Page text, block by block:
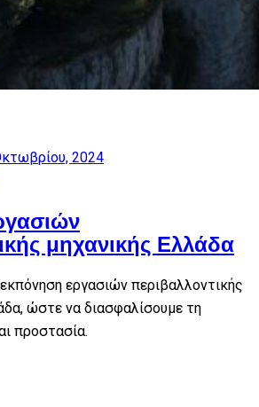
2024
μηχανικής Ελλάδα
εργασιών περιβαλλοντικής
ώστε να διασφαλίσουμε τη
προστασία.